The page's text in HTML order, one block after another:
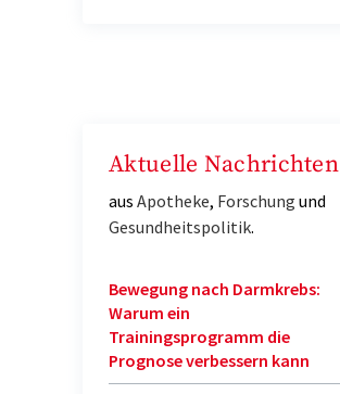
Aktuelle Nachrichten
aus Apotheke, Forschung und
Gesundheitspolitik.
Bewegung nach Darmkrebs:
Warum ein
Trainingsprogramm die
Prognose verbessern kann